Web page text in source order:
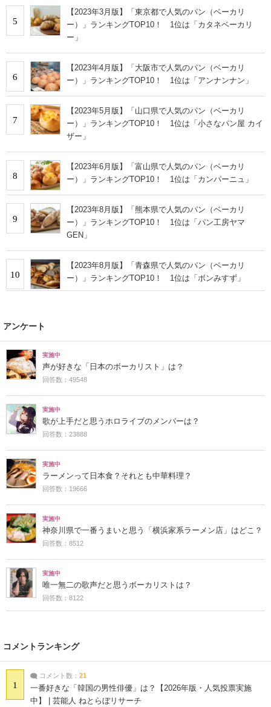
5
【2023年3月版】「東京都で人気のパン（ベーカリ
ー）」ランキングTOP10！ 1位は「カタネベーカリ
ー」
6
【2023年4月版】「大阪市で人気のパン（ベーカリ
ー）」ランキングTOP10！ 1位は「アンナンナン」
7
【2023年5月版】「山口県で人気のパン（ベーカリ
ー）」ランキングTOP10！ 1位は「小さなパン屋 カイ
ザー」
8
【2023年6月版】「富山県で人気のパン（ベーカリ
ー）」ランキングTOP10！ 1位は「カンパーニュ」
9
【2023年8月版】「熊本県で人気のパン（ベーカリ
ー）」ランキングTOP10！ 1位は「パン工房ヤマ
GEN」
10
【2023年8月版】「青森県で人気のパン（ベーカリ
ー）」ランキングTOP10！ 1位は「ボンみすず」
アンケート
実施中
声が好きな「日本のボーカリスト」は？
回答数：49548
実施中
歌が上手だと思うホロライブのメンバーは？
回答数：23888
実施中
ラーメンって日本食？それとも中華料理？
回答数：19666
実施中
神奈川県で一番うまいと思う「横浜家系ラーメン店」はどこ？
回答数：8512
実施中
唯一無二の歌声だと思うボーカリストは？
回答数：8122
コメントランキング
1
コメント数： 21
一番好きな「韓国の男性俳優」は？【2026年版・人気投票実施
中】 | 芸能人 ねとらぼリサーチ